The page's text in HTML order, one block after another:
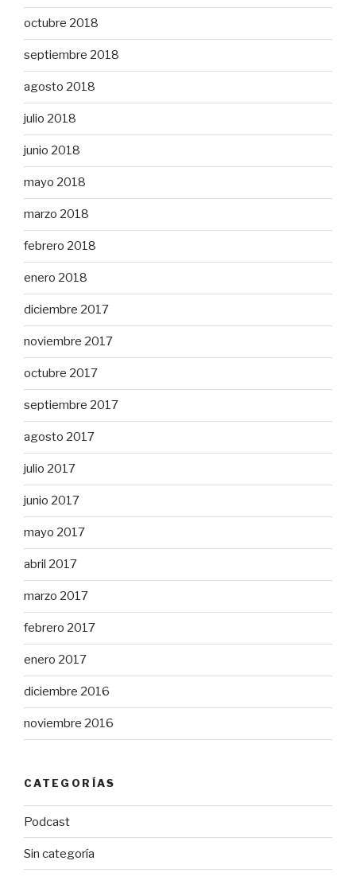
octubre 2018
septiembre 2018
agosto 2018
julio 2018
junio 2018
mayo 2018
marzo 2018
febrero 2018
enero 2018
diciembre 2017
noviembre 2017
octubre 2017
septiembre 2017
agosto 2017
julio 2017
junio 2017
mayo 2017
abril 2017
marzo 2017
febrero 2017
enero 2017
diciembre 2016
noviembre 2016
CATEGORÍAS
Podcast
Sin categoría